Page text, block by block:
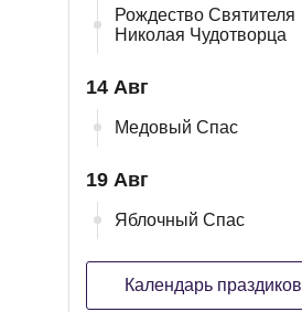
Рождество Святителя
Николая Чудотворца
14 Авг
Медовый Спас
19 Авг
Яблочный Спас
Календарь праздиков